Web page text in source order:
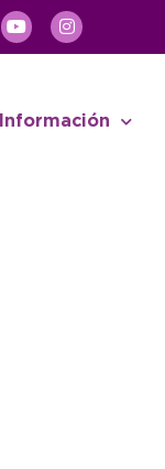
Información